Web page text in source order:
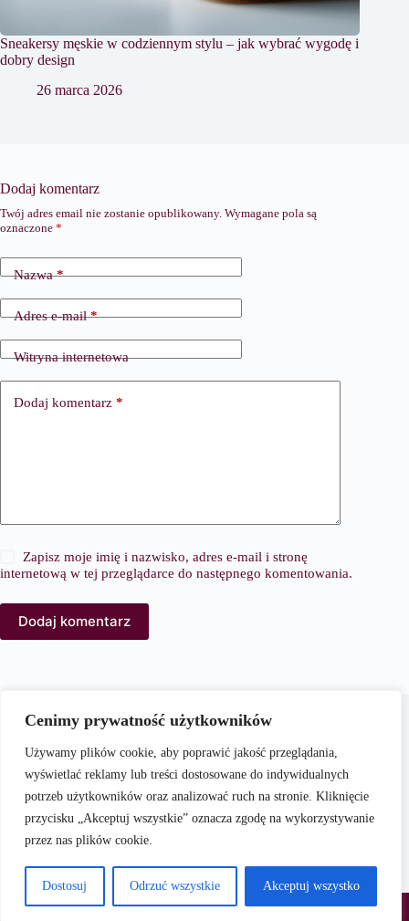
Cenimy prywatność użytkowników
Używamy plików cookie, aby poprawić jakość przeglądania,
wyświetlać reklamy lub treści dostosowane do indywidualnych
potrzeb użytkowników oraz analizować ruch na stronie. Kliknięcie
przycisku „Akceptuj wszystkie” oznacza zgodę na wykorzystywanie
przez nas plików cookie.
Dostosuj Odrzuć wszystkie Akceptuj wszystko
Sneakersy męskie w codziennym stylu – jak wybrać wygodę i
dobry design
26 marca 2026
Dodaj komentarz
Twój adres email nie zostanie opublikowany. Wymagane pola są
oznaczone *
Nazwa*
Adres e-mail*
Witryna internetowa
Dodaj komentarz *
Zapisz moje imię i nazwisko, adres e-mail i stronę
internetową w tej przeglądarce do następnego komentowania.
Dodaj komentarz
PortalModowy.pl to kompleksowy serwis poświęcony
modzie, urodzie i stylowi życia. Naszym celem jest
czytelników do kreowania własnego stylu oraz świadomego
dbania o swój wygląd i samopoczucie.